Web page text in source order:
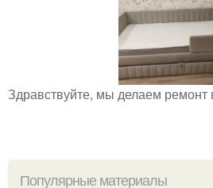
Здравствуйте, мы делаем ремонт
Популярные материалы